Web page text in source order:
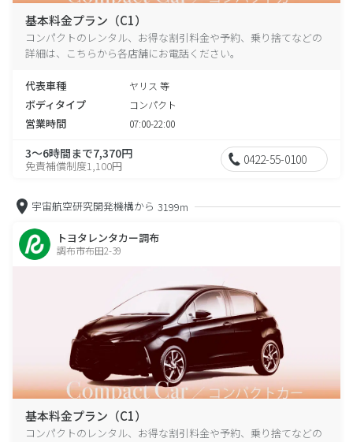
基本料金プラン（C1）
コンパクトのレンタル、お得な割引料金や予約、乗り捨てなどの
詳細は、こちらから各店舗にお電話ください。
代表車種 ヤリス 等
ボディタイプ コンパクト
営業時間 07:00-22:00
3～6時間まで7,370円
免責補償制度1,100円 0422-55-0100
宇宙航空研究開発機構から 3199m
トヨタレンタカー調布
調布市布田2-39
基本料金プラン（C1）
コンパクトのレンタル、お得な割引料金や予約、乗り捨てなどの